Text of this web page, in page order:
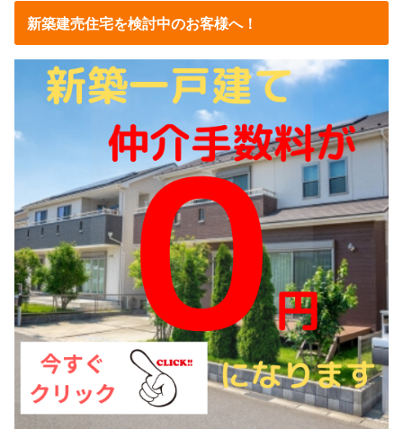
新築建売住宅を検討中のお客様へ！